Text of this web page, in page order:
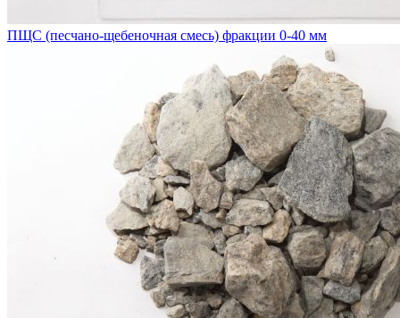
ПЩС (песчано-щебеночная смесь) фракции 0-40 мм